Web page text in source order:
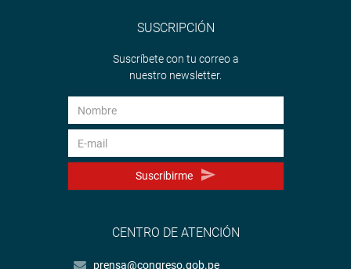
SUSCRIPCIÓN
Suscríbete con tu correo a
nuestro newsletter.
Suscribirme
CENTRO DE ATENCIÓN
prensa@congreso.gob.pe